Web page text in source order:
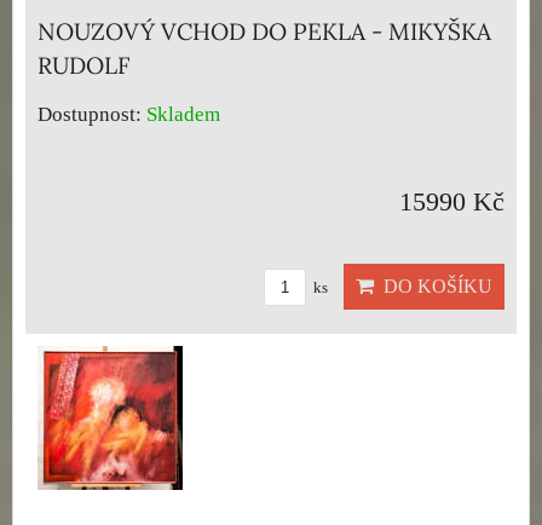
NOUZOVÝ VCHOD DO PEKLA - MIKYŠKA
RUDOLF
Dostupnost: Skladem
15990 Kč
ks DO KOŠÍKU